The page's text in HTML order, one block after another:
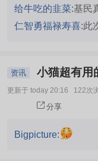
给牛吃的韭菜:基民
仁智勇福禄寿喜:此
资讯 小猫超有用
更新于 today 20:16 122次
分享
Bigpicture: